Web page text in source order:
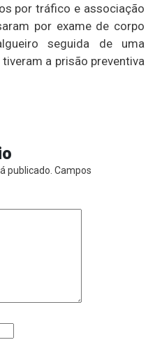
por tráfico e associação
por exame de corpo
seguida de uma
a prisão preventiva
publicado. Campos